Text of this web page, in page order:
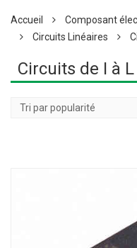
Accueil Composant
Circuits Linéaires
Circuits de I à L